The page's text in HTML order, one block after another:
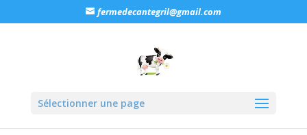
fermedecantegril@gmail.com
Sélectionner une page